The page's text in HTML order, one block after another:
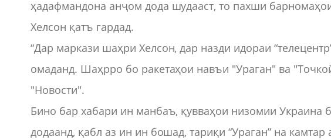
ҳадафмандона анҷом дода шудааст, то пахши
Хелсон қатъ гардад.
“Дар маркази шаҳри Хелсон, дар назди идораи
омаданд. Шаҳрро бо ракетаҳои навъи "Ураган" ва
"Новости".
Бино бар хабари ин манбаъ, қувваҳои низомии Украина
додаанд, қабл аз ин ин бошад, тариқи “Ураган” на